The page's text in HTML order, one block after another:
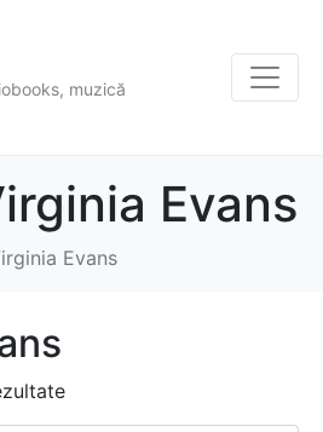
muzică
Evans
Evans